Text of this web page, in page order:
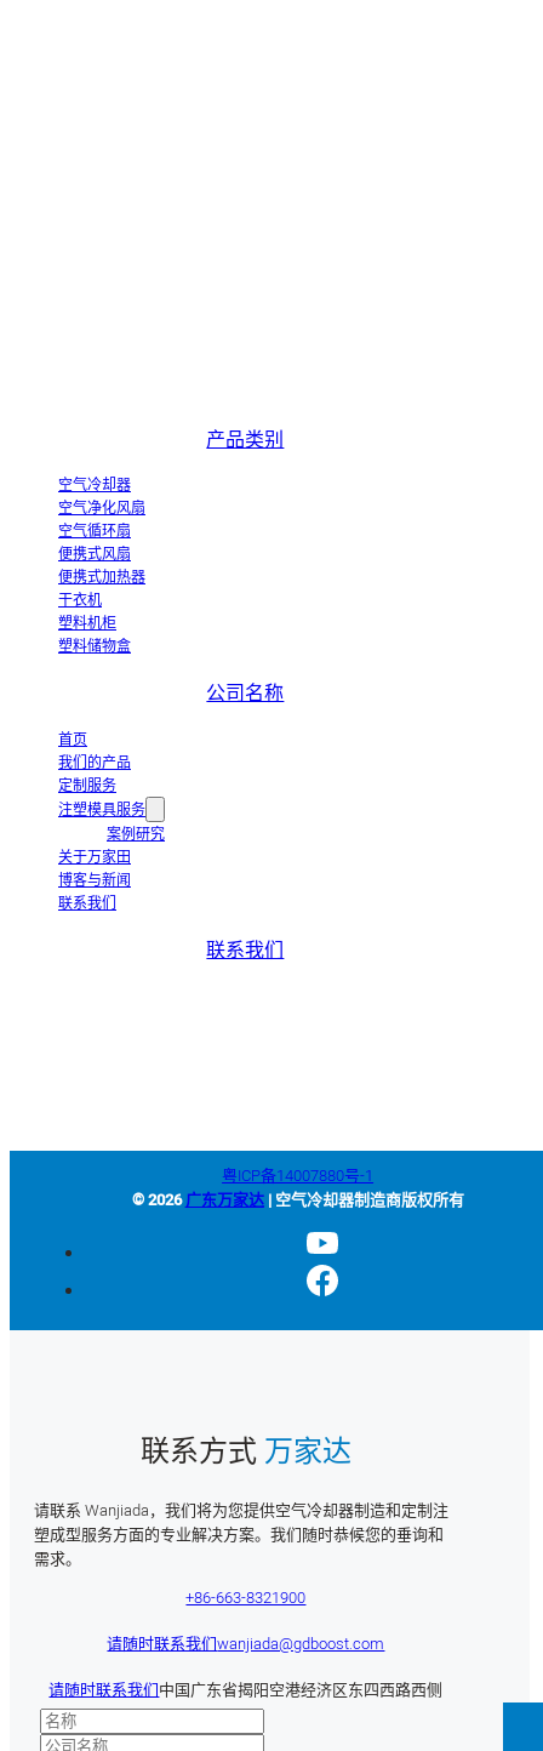
产品类别
空气冷却器
空气净化风扇
空气循环扇
便携式风扇
便携式加热器
干衣机
塑料机柜
塑料储物盒
公司名称
首页
我们的产品
定制服务
注塑模具服务
案例研究
关于万家田
博客与新闻
联系我们
联系我们
粤ICP备14007880号-1
© 2026广东万家达| 空气冷却器制造商版权所有
联系方式 万家达
请联系 Wanjiada，我们将为您提供空气冷却器制造和定制注
塑成型服务方面的专业解决方案。我们随时恭候您的垂询和
需求。
+86-663-8321900
请随时联系我们wanjiada@gdboost.com
请随时联系我们中国广东省揭阳空港经济区东四西路西侧